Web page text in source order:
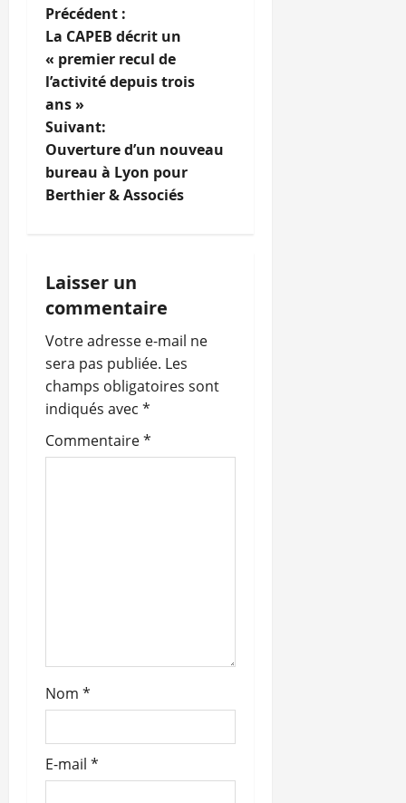
N
a
v
i
g
a
i
o
n
d
’
l
e
Précédent :
La CAPEB décrit un
« premier recul de
l’activité depuis trois
ans »
Suivant:
Ouverture d’un nouveau
bureau à Lyon pour
Berthier & Associés
Laisser un
commentaire
Votre adresse e-mail ne
sera pas publiée. Les
champs obligatoires sont
indiqués avec *
Commentaire*
Nom *
E-mail *